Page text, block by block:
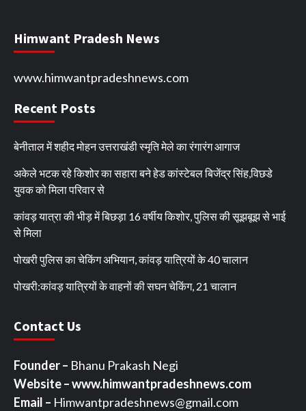
Himwant Pradesh News
www.himwantpradeshnews.com
Recent Posts
बेनीताल में शहीद मोहन उत्तराखंडी स्मृति मेले का रंगारंग आगाज
अकेले भटक रहे किशोर का सहारा बने हेड कांस्टेबल बिजेंद्र सिंह,विछडे
युवक को मिला परिवार से
कांवड़ यात्रा की भीड़ में बिछड़ा 16 वर्षीय किशोर, पुलिस की सूझबूझ से भाई
से मिला
पोखरी पुलिस का चेकिंग अभियान, कांवड़ यात्रियों के 40 चालान
पोखरी:कांवड़ यात्रियों के वाहनों की सघन चेकिंग, 21 चालान
Contact Us
Founder – Bhanu Prakash Negi
Website – www.himwantpradeshnews.com
Email – Himwantpradeshnews@gmail.com